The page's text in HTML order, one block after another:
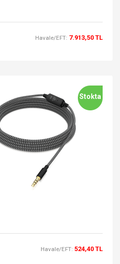
Havale/EFT: 7.913,50 TL
Stokta
Havale/EFT: 524,40 TL